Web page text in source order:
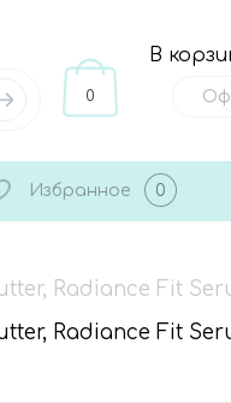
0
В
Избранное 0
Radiance Fit
Radiance Fit